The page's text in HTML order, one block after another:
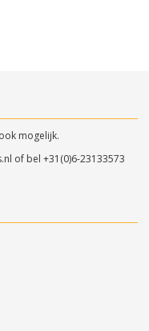
mogelijk.
of bel+31(0)6-23133573